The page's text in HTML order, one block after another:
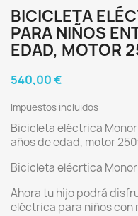
BICICLETA
PARA NIÑOS
EDAD, MOTOR
540,00 €
Impuestos incluidos
Bicicleta eléctrica
años de edad, motor
Bicicleta elécrtica
Ahora tu hijo podrá
eléctrica para niños con